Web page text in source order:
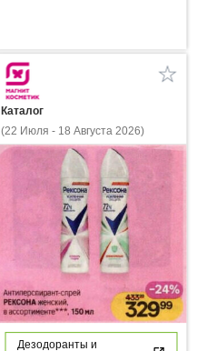
Каталог
(22 Июля - 18 Августа 2026)
Дезодоранты и